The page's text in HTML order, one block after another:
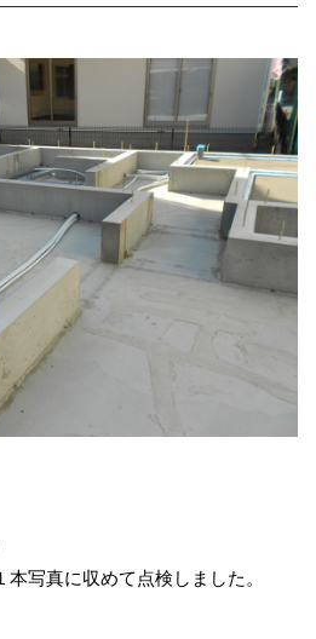
写真に収めて点検しました。